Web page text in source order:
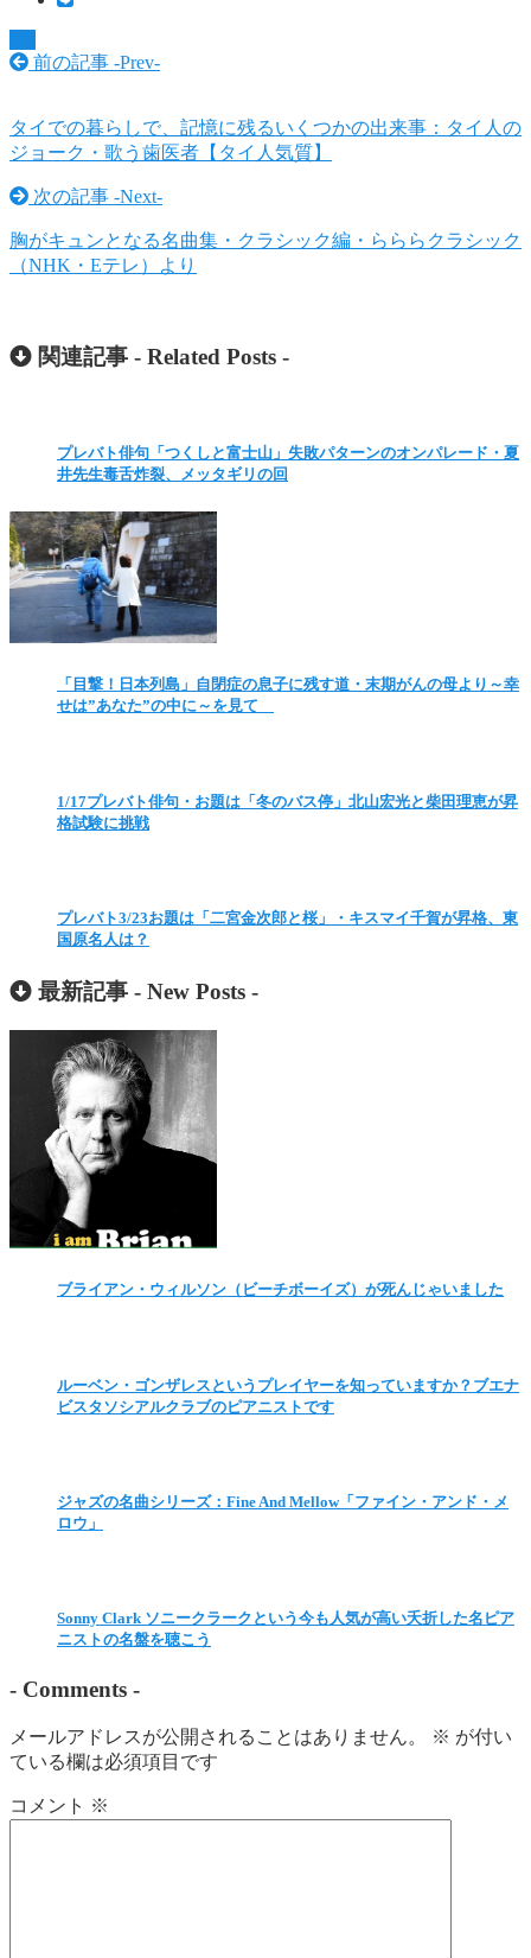
前の記事 -Prev-
タイでの暮らしで、記憶に残るいくつかの出来事：タイ人の
ジョーク・歌う歯医者【タイ人気質】
次の記事 -Next-
胸がキュンとなる名曲集・クラシック編・らららクラシック
（NHK・Eテレ）より
関連記事 - Related Posts -
プレバト俳句「つくしと富士山」失敗パターンのオンパレード・夏
井先生毒舌炸裂、メッタギリの回
「目撃！日本列島」自閉症の息子に残す道・末期がんの母より～幸
せは”あなた”の中に～を見て
1/17プレバト俳句・お題は「冬のバス停」北山宏光と柴田理恵が昇
格試験に挑戦
プレバト3/23お題は「二宮金次郎と桜」・キスマイ千賀が昇格、東
国原名人は？
最新記事 - New Posts -
ブライアン・ウィルソン（ビーチボーイズ）が死んじゃいました
ルーベン・ゴンザレスというプレイヤーを知っていますか？ブエナ
ビスタソシアルクラブのピアニストです
ジャズの名曲シリーズ：Fine And Mellow「ファイン・アンド・メ
ロウ」
Sonny Clark ソニークラークという今も人気が高い夭折した名ピア
ニストの名盤を聴こう
- Comments -
メールアドレスが公開されることはありません。 ※ が付い
ている欄は必須項目です
コメント ※